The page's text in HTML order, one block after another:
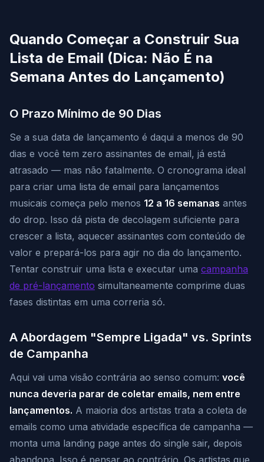
Quando Começar a Construir Sua
Lista de Email (Dica: Não É na
Semana Antes do Lançamento)
O Prazo Mínimo de 90 Dias
Se a sua data de lançamento é daqui a menos de 90
dias e você tem zero assinantes de email, já está
atrasado — mas não fatalmente. O cronograma ideal
para criar uma lista de email para lançamentos
musicais começa pelo menos 12 a 16 semanas antes
do drop. Isso dá pista de decolagem suficiente para
crescer a lista, aquecer assinantes com conteúdo de
valor e prepará-los para agir no dia do lançamento.
Tentar construir uma lista e executar uma campanha
de pré-lançamento simultaneamente comprime duas
fases distintas em uma correria só.
A Abordagem "Sempre Ligada" vs. Sprints
de Campanha
Aqui vai uma visão contrária ao senso comum: você
nunca deveria parar de coletar emails, nem entre
lançamentos. A maioria dos artistas trata a coleta de
emails como uma atividade específica de campanha —
monta uma landing page antes do single sair, depois
abandona. Isso é pensar ao contrário. Os artistas que